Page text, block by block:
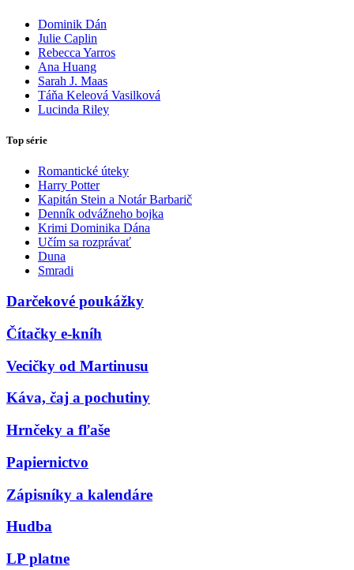
Dominik Dán
Julie Caplin
Rebecca Yarros
Ana Huang
Sarah J. Maas
Táňa Keleová Vasilková
Lucinda Riley
Top série
Romantické úteky
Harry Potter
Kapitán Stein a Notár Barbarič
Denník odvážneho bojka
Krimi Dominika Dána
Učím sa rozprávať
Duna
Smradi
Darčekové poukážky
Čítačky e-kníh
Vecičky od Martinusu
Káva, čaj a pochutiny
Hrnčeky a fľaše
Papiernictvo
Zápisníky a kalendáre
Hudba
LP platne